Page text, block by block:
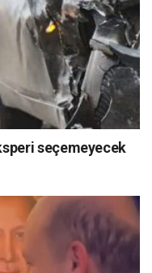
seçemeyecek